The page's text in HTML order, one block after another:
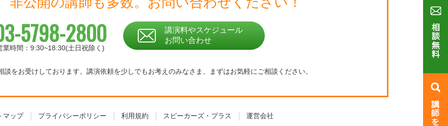
5798-2800
業時間：9:30~18:30(土日祝除く)
講演料やスケジュール
お問い合わせ
をお受けしております。 講演依頼を少しでもお考えのみなさま、 まずはお気軽にご相談ください。
マップ プライバシーポリシー 利用規約 スピーカーズ・プラス 運営会社